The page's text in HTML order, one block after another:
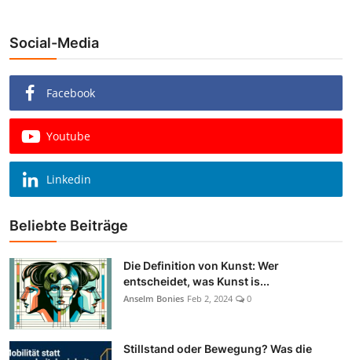
Redaktion
Beiträge
Vorproduktion
Social-Media
Facebook
Youtube
Linkedin
Beliebte Beiträge
Die Definition von Kunst: Wer
entscheidet, was Kunst is...
Anselm Bonies Feb 2, 2024 0
Stillstand oder Bewegung? Was die